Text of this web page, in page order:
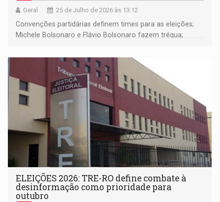
Geral 25 de Julho de 2026 às 13:12
Convenções partidárias definem times para as eleições;
Michele Bolsonaro e Flávio Bolsonaro fazem trégua;
mais
ELEIÇÕES 2026: TRE-RO define combate à
desinformação como prioridade para
outubro